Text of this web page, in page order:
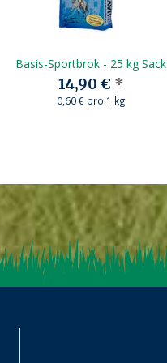
Basis-Sportbrok - 25 kg Sack
14,90 € *
0,60 € pro 1 kg